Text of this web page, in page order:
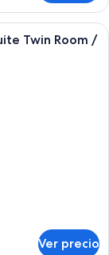
con una cama
Twin Room /
Ver precio